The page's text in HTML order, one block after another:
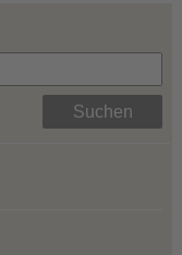
Suchen